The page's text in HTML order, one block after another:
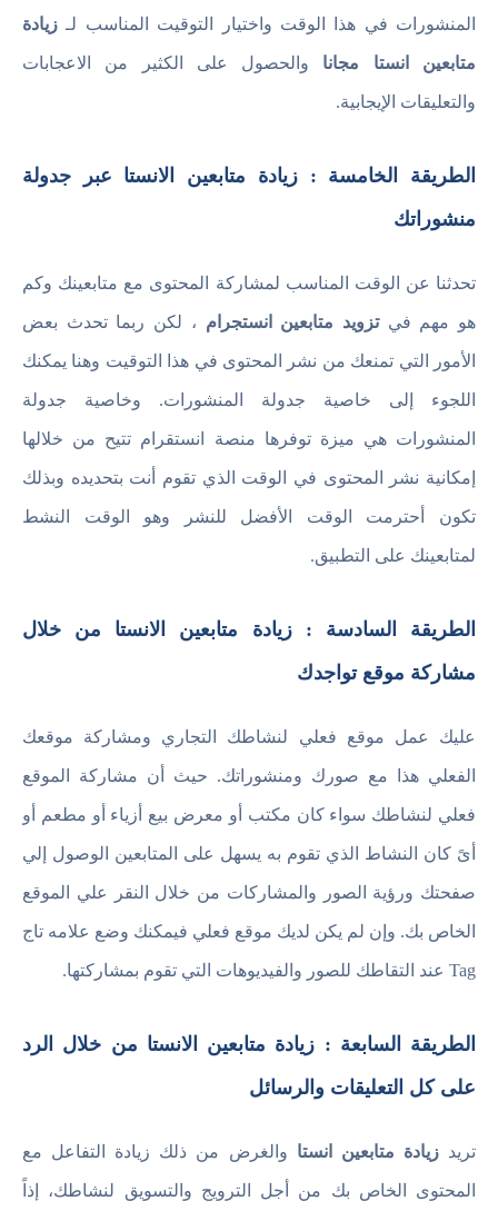
المنشورات في هذا الوقت واختيار التوقيت المناسب لـ زيادة
متابعين انستا مجانا والحصول على الكثير من الاعجابات
والتعليقات الإيجابية.
الطريقة الخامسة : زيادة متابعين الانستا عبر جدولة
منشوراتك
تحدثنا عن الوقت المناسب لمشاركة المحتوى مع متابعينك وكم
هو مهم فيتزويد متابعين انستجرام ، لكن ربما تحدث بعض
الأمور التي تمنعك من نشر المحتوى في هذا التوقيت وهنا يمكنك
اللجوء إلى خاصية جدولة المنشورات. وخاصية جدولة
المنشورات هي ميزة توفرها منصة انستقرام تتيح من خلالها
إمكانية نشر المحتوى في الوقت الذي تقوم أنت بتحديده وبذلك
تكون أحترمت الوقت الأفضل للنشر وهو الوقت النشط
لمتابعينك على التطبيق.
الطريقة السادسة : زيادة متابعين الانستا من خلال
مشاركة موقع تواجدك
عليك عمل موقع فعلي لنشاطك التجاري ومشاركة موقعك
الفعلي هذا مع صورك ومنشوراتك. حيث أن مشاركة الموقع
فعلي لنشاطك سواء كان مكتب أو معرض بيع أزياء أو مطعم أو
أىً كان النشاط الذي تقوم به يسهل على المتابعين الوصول إلي
صفحتك ورؤية الصور والمشاركات من خلال النقر علي الموقع
الخاص بك. وإن لم يكن لديك موقع فعلي فيمكنك وضع علامه تاج
Tag عند التقاطك للصور والفيديوهات التي تقوم بمشاركتها.
الطريقة السابعة : زيادة متابعين الانستا من خلال الرد
على كل التعليقات والرسائل
تريدزيادة متابعين انستا والغرض من ذلك زيادة التفاعل مع
المحتوى الخاص بك من أجل الترويج والتسويق لنشاطك، إذاً